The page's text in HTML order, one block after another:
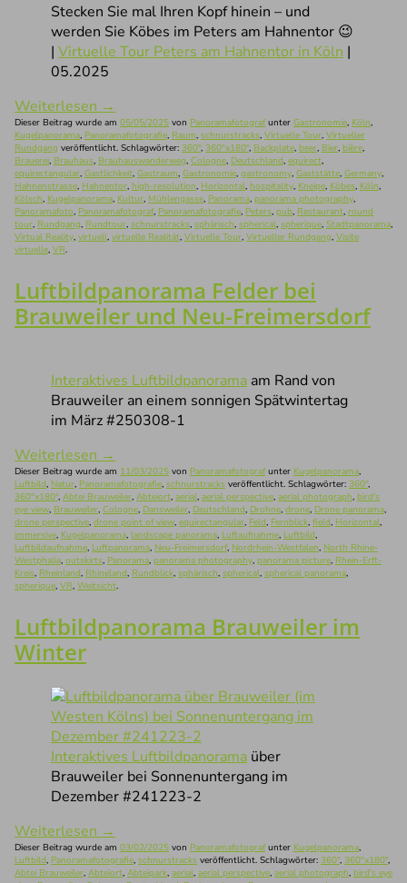
Stecken Sie mal Ihren Kopf hinein – und
werden Sie Köbes im Peters am Hahnentor 😉
| Virtuelle Tour Peters am Hahnentor in Köln |
05.2025
Weiterlesen →
Dieser Beitrag wurde am 05/05/2025 von Panoramafotografunter Gastronomie, Köln,
Kugelpanorama, Panoramafotografie, Raum, schnurstracks, Virtuelle Tour, Virtueller
Rundgang veröffentlicht. Schlagwörter: 360°, 360°x180°, Backplate, beer, Bier, bière,
Brauerei, Brauhaus, Brauhauswanderweg, Cologne, Deutschland, equirect,
equirectangular, Gastlichkeit, Gastraum, Gastronomie, gastronomy, Gaststätte, Germany,
Hahnenstrasse, Hahnentor, high-resolution, Horizontal, hospitality, Kneipe, Köbes, Köln,
Kölsch, Kugelpanorama, Kultur, Mühlengasse, Panorama, panorama photography,
Panoramafoto, Panoramafotograf, Panoramafotografie, Peters, pub, Restaurant, round
tour, Rundgang, Rundtour, schnurstracks, sphärisch, spherical, spherique, Stadtpanorama,
Virtual Reality, virtuell, virtuelle Realität, Virtuelle Tour, Virtueller Rundgang, Visite
virtuelle, VR.
Luftbildpanorama Felder bei
Brauweiler und Neu-Freimersdorf
Interaktives Luftbildpanorama am Rand von
Brauweiler an einem sonnigen Spätwintertag
im März #250308-1
Weiterlesen →
Dieser Beitrag wurde am 11/03/2025 von Panoramafotografunter Kugelpanorama,
Luftbild, Natur, Panoramafotografie, schnurstracks veröffentlicht. Schlagwörter: 360°,
360°x180°, Abtei Brauweiler, Abteiort, aerial, aerial perspective, aerial photograph, bird's
eye view, Brauweiler, Cologne, Dansweiler, Deutschland, Drohne, drone, Drone panorama,
drone perspective, drone point of view, equirectangular, Feld, Fernblick, field, Horizontal,
immersive, Kugelpanorama, landscape panorama, Luftaufnahme, Luftbild,
Luftbildaufnahme, Luftpanorama, Neu-Freimersdorf, Nordrhein-Westfalen, North Rhine-
Westphalia, outskirts, Panorama, panorama photography, panorama picture, Rhein-Erft-
Kreis, Rheinland, Rhineland, Rundblick, sphärisch, spherical, spherical panorama,
spherique, VR, Weitsicht.
Luftbildpanorama Brauweiler im
Winter
Interaktives Luftbildpanorama über
Brauweiler bei Sonnenuntergang im
Dezember #241223-2
Weiterlesen →
Dieser Beitrag wurde am 03/02/2025 von Panoramafotografunter Kugelpanorama,
Luftbild, Panoramafotografie, schnurstracks veröffentlicht. Schlagwörter: 360°, 360°x180°,
Abtei Brauweiler, Abteiort, Abteipark, aerial, aerial perspective, aerial photograph, bird's eye